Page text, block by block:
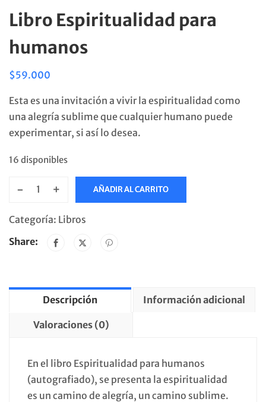
Libro Espiritualidad para
humanos
$59.000
Esta es una invitación a vivir la espiritualidad como
una alegría sublime que cualquier humano puede
experimentar, si así lo desea.
16 disponibles
-
Libro
Espiritualidad
humanos
+ AÑADIR AL CARRITO
Categoría: Libros
Share:
Descripción Información adicional
Valoraciones (0)
En el libro Espiritualidad para humanos
(autografiado), se presenta la espiritualidad
es un camino de alegría, un camino sublime.